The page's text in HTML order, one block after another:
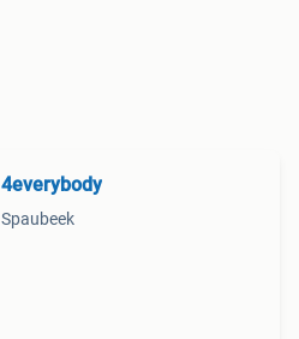
4everybody
Spaubeek